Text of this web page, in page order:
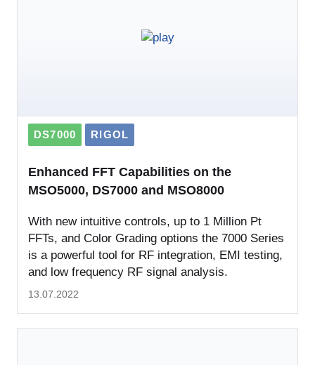
DS7000 RIGOL
Enhanced FFT Capabilities on the
MSO5000, DS7000 and MSO8000
With new intuitive controls, up to 1 Million Pt
FFTs, and Color Grading options the 7000 Series
is a powerful tool for RF integration, EMI testing,
and low frequency RF signal analysis.
13.07.2022